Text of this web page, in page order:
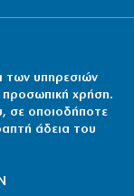
των υπηρεσιών
προσωπική χρήση.
σε οποιοδήποτε
άδεια του